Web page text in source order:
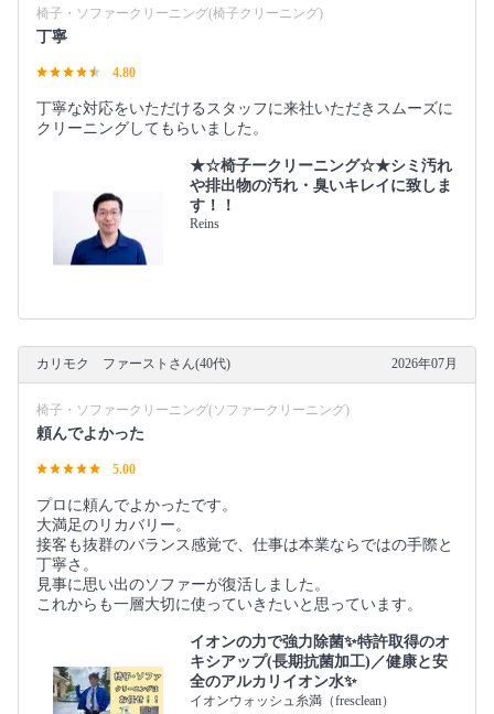
椅子・ソファークリーニング(椅子クリーニング)
丁寧
4.80
丁寧な対応をいただけるスタッフに来社いただきスムーズに
クリーニングしてもらいました。
★☆椅子ークリーニング☆★シミ汚れ
や排出物の汚れ・臭いキレイに致しま
す！！
Reins
カリモク ファーストさん(40代) 2026年07月
椅子・ソファークリーニング(ソファークリーニング)
頼んでよかった
5.00
プロに頼んでよかったです。
大満足のリカバリー。
接客も抜群のバランス感覚で、仕事は本業ならではの手際と
丁寧さ。
見事に思い出のソファーが復活しました。
これからも一層大切に使っていきたいと思っています。
イオンの力で強力除菌✨特許取得のオ
キシアップ(長期抗菌加工)／健康と安
全のアルカリイオン水✨
イオンウォッシュ糸満（fresclean）